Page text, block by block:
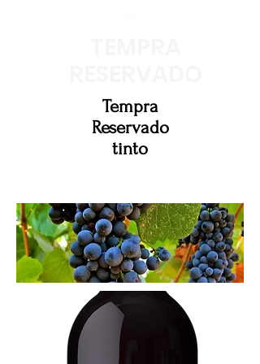
Tempra
Reservado
tinto